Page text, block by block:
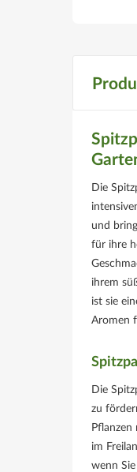
Die
und
für ihre
ihrem
ist sie
Aromen
Die
zu
im
wenn